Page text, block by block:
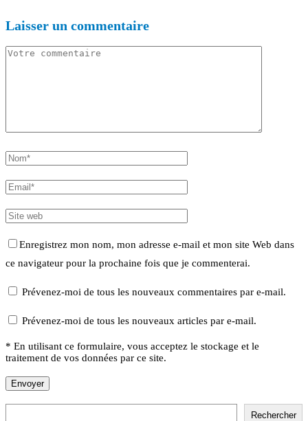
Laisser un commentaire
Enregistrez mon nom, mon adresse e-mail et mon site Web dans
ce navigateur pour la prochaine fois que je commenterai.
Prévenez-moi de tous les nouveaux commentaires par e-mail.
Prévenez-moi de tous les nouveaux articles par e-mail.
* En utilisant ce formulaire, vous acceptez le stockage et le
traitement de vos données par ce site.
Rechercher